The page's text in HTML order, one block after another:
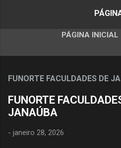
PÁGINA INICIAL
FUNORTE FACULDADES DE
FUNORTE
JANAÚBA
- janeiro 28, 2026